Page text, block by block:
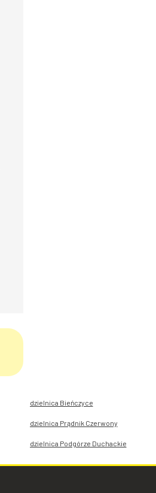
dzielnica Bieńczyce
dzielnica Prądnik Czerwony
dzielnica Podgórze Duchackie